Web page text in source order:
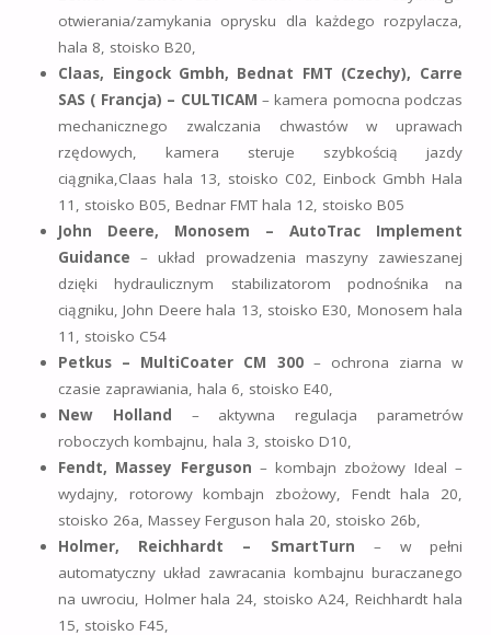
otwierania/zamykania oprysku dla każdego rozpylacza,
hala 8, stoisko B20,
Claas, Eingock Gmbh, Bednat FMT (Czechy), Carre
SAS ( Francja) – CULTICAM – kamera pomocna podczas
mechanicznego zwalczania chwastów w uprawach
rzędowych, kamera steruje szybkością jazdy
ciągnika,Claas hala 13, stoisko C02, Einbock Gmbh Hala
11, stoisko B05, Bednar FMT hala 12, stoisko B05
John Deere, Monosem – AutoTrac Implement
Guidance – układ prowadzenia maszyny zawieszanej
dzięki hydraulicznym stabilizatorom podnośnika na
ciągniku, John Deere hala 13, stoisko E30, Monosem hala
11, stoisko C54
Petkus – MultiCoater CM 300– ochrona ziarna w
czasie zaprawiania, hala 6, stoisko E40,
New Holland
– aktywna regulacja parametrów
roboczych kombajnu, hala 3, stoisko D10,
Fendt, Massey Ferguson – kombajn zbożowy Ideal –
wydajny, rotorowy kombajn zbożowy, Fendt hala 20,
stoisko 26a, Massey Ferguson hala 20, stoisko 26b,
Holmer, Reichhardt – SmartTurn – w pełni
automatyczny układ zawracania kombajnu buraczanego
na uwrociu, Holmer hala 24, stoisko A24, Reichhardt hala
15, stoisko F45,